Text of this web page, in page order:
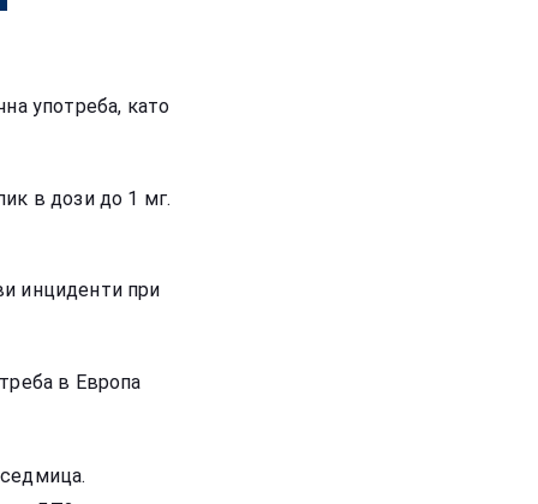
употреба, като
в дози до 1 мг.
инциденти при
в Европа